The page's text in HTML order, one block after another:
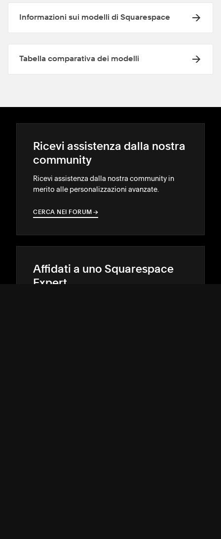
Informazioni sui modelli di Squarespace
Tabella comparativa dei modelli
Ricevi assistenza dalla nostra
community
Ricevi assistenza dalla nostra community in
merito alle personalizzazioni avanzate.
CERCA NEI FORUM →
→
Affidati a uno Squarespace
Expert